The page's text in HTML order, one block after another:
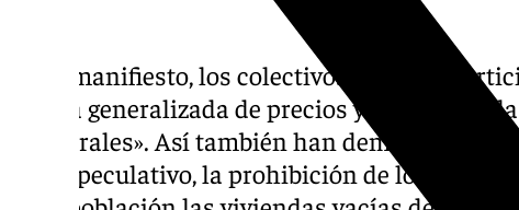
En el manifiesto, los colectivos sociales
bajada generalizada de precios y acabar con
temporales». Así también han demandado
uso especulativo, la prohibición de los